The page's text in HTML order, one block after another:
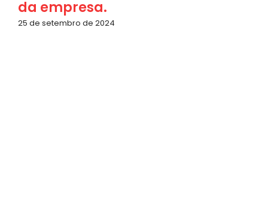
da empresa.
25 de setembro de 2024